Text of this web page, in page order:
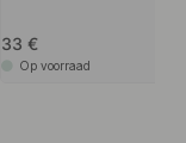
33
Op voorraad